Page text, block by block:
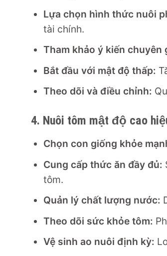
Lựa chọn hình thức nuôi
tài chính.
Tham khảo ý kiến chuyên
Bắt đầu với mật độ thấp:
Theo dõi và điều chỉnh:
4. Nuôi tôm mật độ cao
Chọn con giống khỏe
Cung cấp thức ăn đầy đủ:
tôm.
Quản lý chất lượng nước:
Theo dõi sức khỏe tôm:
Vệ sinh ao nuôi định kỳ: